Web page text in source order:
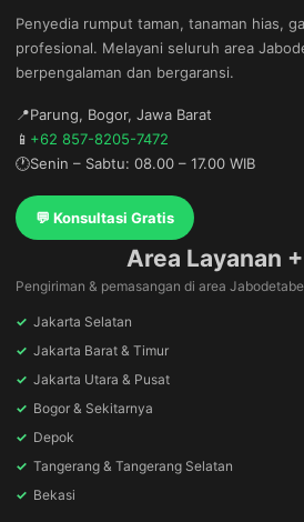
Penyedia rumput taman, tanaman hias,
profesional. Melayani seluruh area
berpengalaman dan bergaransi.
📍Parung, Bogor, Jawa Barat
📱 +62 857-8205-7472
🕐Senin – Sabtu: 08.00 – 17.00 WIB
💬 Konsultasi Gratis
Area Layanan
Pengiriman & pemasangan di area
✓ Jakarta Selatan
✓ Jakarta Barat & Timur
✓ Jakarta Utara & Pusat
✓ Bogor & Sekitarnya
✓ Depok
✓ Tangerang & Tangerang Selatan
✓ Bekasi